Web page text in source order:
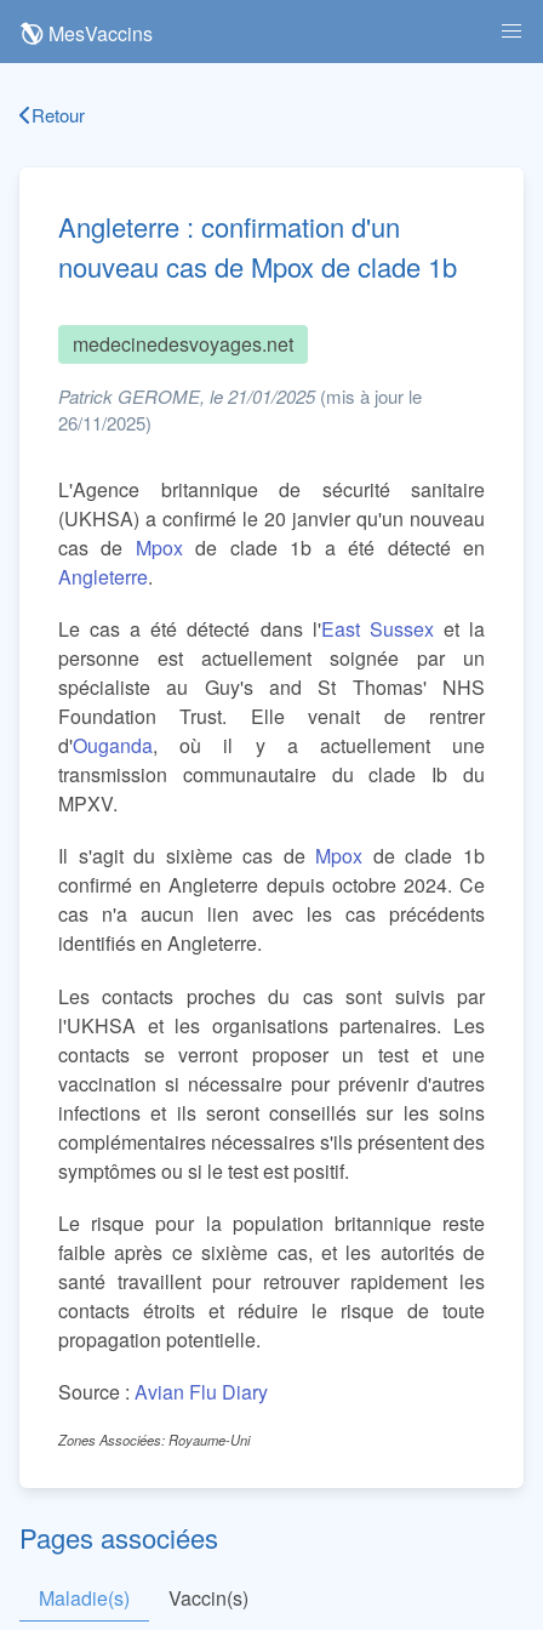
MesVaccins
Retour
Angleterre : confirmation d'un
nouveau cas de Mpox de clade 1b
medecinedesvoyages.net
Patrick GEROME, le 21/01/2025 (mis à jour le
26/11/2025)
L'Agence britannique de sécurité sanitaire
(UKHSA) a confirmé le 20 janvier qu'un nouveau
cas de Mpoxde clade 1b a été détecté en
Angleterre.
Le cas a été détecté dans l'East Sussexet la
personne est actuellement soignée par un
spécialiste au Guy's and St Thomas' NHS
Foundation Trust. Elle venait de rentrer
d'Ouganda, où il y a actuellement une
transmission communautaire du clade Ib du
MPXV.
Il s'agit du sixième cas de Mpox de clade 1b
confirmé en Angleterre depuis octobre 2024. Ce
cas n'a aucun lien avec les cas précédents
identifiés en Angleterre.
Les contacts proches du cas sont suivis par
l'UKHSA et les organisations partenaires. Les
contacts se verront proposer un test et une
vaccination si nécessaire pour prévenir d'autres
infections et ils seront conseillés sur les soins
complémentaires nécessaires s'ils présentent des
symptômes ou si le test est positif.
Le risque pour la population britannique reste
faible après ce sixième cas, et les autorités de
santé travaillent pour retrouver rapidement les
contacts étroits et réduire le risque de toute
propagation potentielle.
Source : Avian Flu Diary
Zones Associées: Royaume-Uni
Pages associées
Maladie(s) Vaccin(s)